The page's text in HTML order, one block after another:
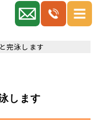
完泳します
します